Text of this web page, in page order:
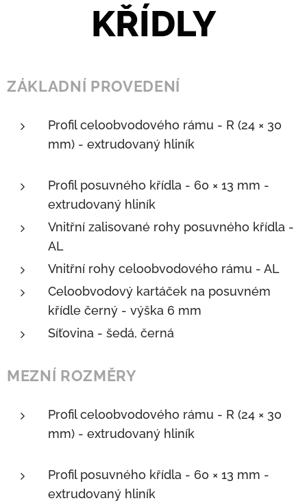
KŘÍDLY
ZÁKLADNÍ PROVEDENÍ
Profil celoobvodového rámu - R (24 × 30
mm) - extrudovaný hliník
Profil posuvného křídla - 60 × 13 mm -
extrudovaný hliník
Vnitřní zalisované rohy posuvného křídla -
AL
Vnitřní rohy celoobvodového rámu - AL
Celoobvodový kartáček na posuvném
křídle černý - výška 6 mm
Síťovina - šedá, černá
MEZNÍ ROZMĚRY
Profil celoobvodového rámu - R (24 × 30
mm) - extrudovaný hliník
Profil posuvného křídla - 60 × 13 mm -
extrudovaný hliník